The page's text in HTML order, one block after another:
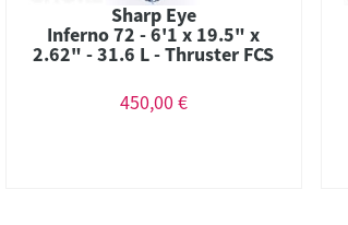
Sharp Eye
Inferno 72 - 6'1 x 19.5" x
2.62" - 31.6 L - Thruster FCS
450,00 €